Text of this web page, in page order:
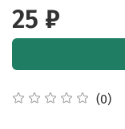
(0)
25 ₽